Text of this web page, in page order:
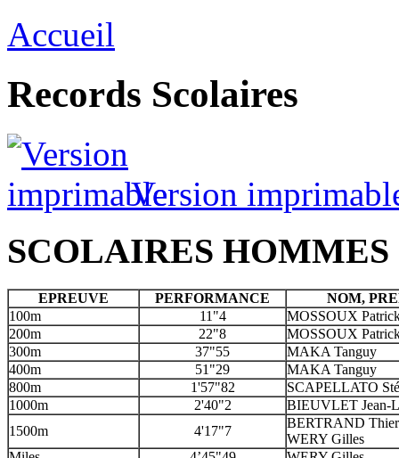
Accueil
Records Scolaires
Version
SCOLAIRES HOMMES
EPREUVE PERFORMANCE
NOM,
100m
11"4
MOSSOUX
200m
22"8
MOSSOUX
300m
37"55
MAKA Tanguy
400m
51"29
MAKA Tanguy
800m
1'57"82
SCAPELLATO
1000m
2'40"2
BIEUVLET Jean-
1500m
4'17"7
BERTRAND
WERY Gilles